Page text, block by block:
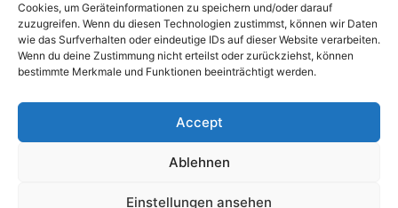
Cookies, um Geräteinformationen zu speichern und/oder darauf
zuzugreifen. Wenn du diesen Technologien zustimmst, können wir Daten
wie das Surfverhalten oder eindeutige IDs auf dieser Website verarbeiten.
Wenn du deine Zustimmung nicht erteilst oder zurückziehst, können
bestimmte Merkmale und Funktionen beeinträchtigt werden.
Accept
Ablehnen
Einstellungen ansehen
Pilzseite
Seltene Pilze aus Mainfranken und
Deutschland
© Newspaper WordPress Theme by TagDiv